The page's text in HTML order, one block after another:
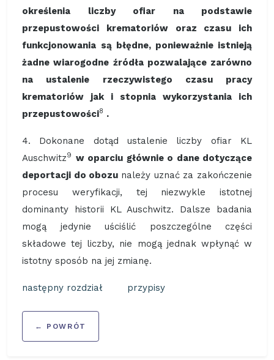
określenia liczby ofiar na podstawie
przepustowości krematoriów oraz czasu ich
funkcjonowania są błędne, ponieważnie istnieją
żadne wiarogodne źródła pozwalające zarówno
na ustalenie rzeczywistego czasu pracy
krematoriów jak i stopnia wykorzystania ich
przepustowości8 .
4. Dokonane dotąd ustalenie liczby ofiar KL
Auschwitz9
w oparciu głównie o dane dotyczące
deportacji do obozu należy uznać za zakończenie
procesu weryfikacji, tej niezwykle istotnej
dominanty historii KL Auschwitz. Dalsze badania
mogą jedynie uściślić poszczególne części
składowe tej liczby, nie mogą jednak wpłynąć w
istotny sposób na jej zmianę.
następny rozdział przypisy
← POWRÓT